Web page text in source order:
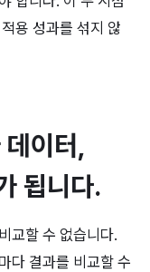
용 성과를 섞지 않
데이터,
됩니다.
교할 수 없습니다.
다 결과를 비교할 수